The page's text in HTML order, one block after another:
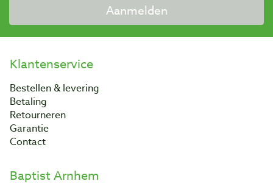
Aanmelden
Klantenservice
Bestellen & levering
Betaling
Retourneren
Garantie
Contact
Baptist Arnhem